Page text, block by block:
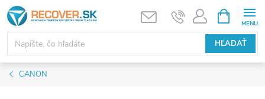
Prejsť
na
obsah
HĽADAŤ
KOŠÍK
CANON